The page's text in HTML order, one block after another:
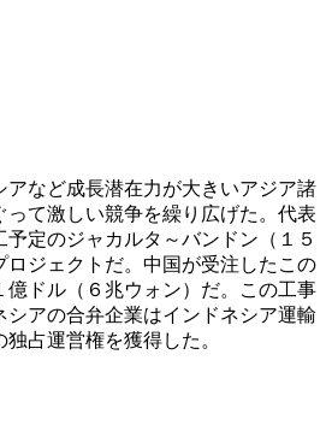
アなど成長潜在力が大きいアジア諸
って激しい競争を繰り広げた。代表
定のジャカルタ～バンドン（１５
ロジェクトだ。中国が受注したこの
億ドル（６兆ウォン）だ。この工事
シアの合弁企業はインドネシア運輸
占運営権を獲得した。